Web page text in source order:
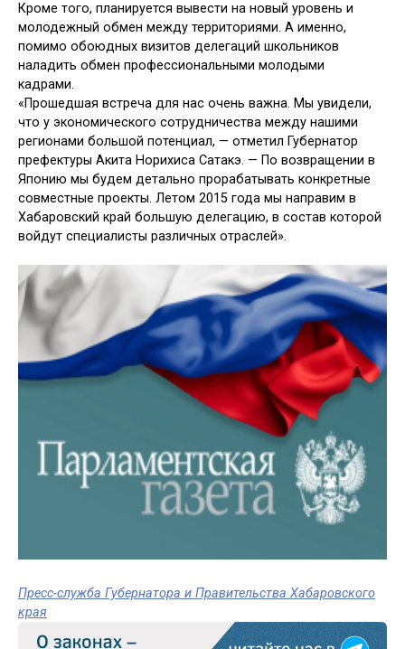
Кроме того, планируется вывести на новый уровень и
молодежный обмен между территориями. А именно,
помимо обоюдных визитов делегаций школьников
наладить обмен профессиональными молодыми
кадрами.
«Прошедшая встреча для нас очень важна. Мы увидели,
что у экономического сотрудничества между нашими
регионами большой потенциал, — отметил Губернатор
префектуры Акита Норихиса Сатакэ. — По возвращении в
Японию мы будем детально прорабатывать конкретные
совместные проекты. Летом 2015 года мы направим в
Хабаровский край большую делегацию, в состав которой
войдут специалисты различных отраслей».
Пресс-служба Губернатора и Правительства Хабаровского
края